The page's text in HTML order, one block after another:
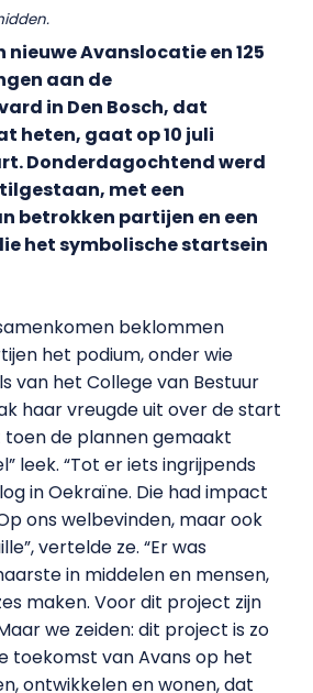
nieuwe Avanslocatie en 125
aan de
in Den Bosch, dat
heten, gaat op 10 juli
Donderdagochtend werd
met een
betrokken partijen en een
het symbolische startsein
beklommen
het podium, onder wie
van het College van Bestuur
haar vreugde uit over de start
toen de plannen gemaakt
leek. “Tot er iets ingrijpends
in Oekraïne. Die had impact
ons welbevinden, maar ook
vertelde ze. “Er was
in middelen en mensen,
maken. Voor dit project zijn
we zeiden: dit project is zo
toekomst van Avans op het
ontwikkelen en wonen, dat